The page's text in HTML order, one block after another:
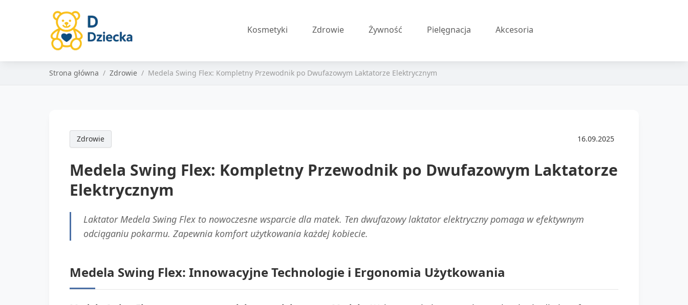
Kosmetyki Zdrowie Żywność Pielęgnacja Akcesoria
Strona główna Zdrowie Medela Swing Flex: Kompletny Przewodnik po Dwufazowym Laktatorze Elektrycznym
Zdrowie 16.09.2025
Medela Swing Flex: Kompletny Przewodnik po Dwufazowym Laktatorze
Elektrycznym
Laktator Medela Swing Flex to nowoczesne wsparcie dla matek. Ten dwufazowy laktator elektryczny pomaga w efektywnym
odciąganiu pokarmu. Zapewnia komfort użytkowania każdej kobiecie.
Medela Swing Flex: Innowacyjne Technologie i Ergonomia Użytkowania